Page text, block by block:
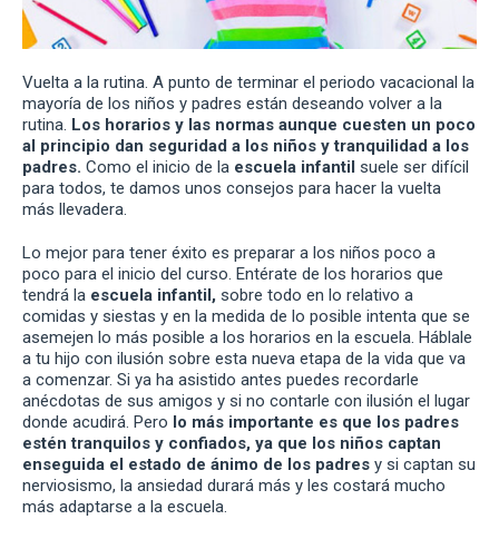
Vuelta a la rutina. A punto de terminar el periodo vacacional la
mayoría de los niños y padres están deseando volver a la
rutina. Los horarios y las normas aunque cuesten un poco
al principio dan seguridad a los niños y tranquilidad a los
padres. Como el inicio de la escuela infantil suele ser difícil
para todos, te damos unos consejos para hacer la vuelta
más llevadera.
Lo mejor para tener éxito es preparar a los niños poco a
poco para el inicio del curso. Entérate de los horarios que
tendrá la escuela infantil, sobre todo en lo relativo a
comidas y siestas y en la medida de lo posible intenta que se
asemejen lo más posible a los horarios en la escuela. Háblale
a tu hijo con ilusión sobre esta nueva etapa de la vida que va
a comenzar. Si ya ha asistido antes puedes recordarle
anécdotas de sus amigos y si no contarle con ilusión el lugar
donde acudirá. Pero lo más importante es que los padres
estén tranquilos y confiados, ya que los niños captan
enseguida el estado de ánimo de los padres y si captan su
nerviosismo, la ansiedad durará más y les costará mucho
más adaptarse a la escuela.